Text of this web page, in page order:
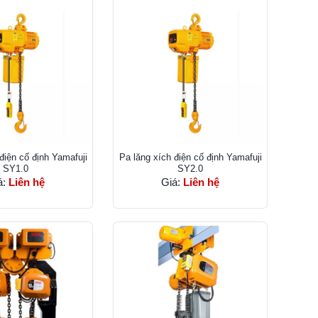
cố định Yamafuji
SY1.0
Liên hệ
Pa lăng xích điện cố định Yamafuji
SY2.0
Giá: Liên hệ